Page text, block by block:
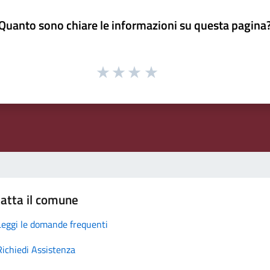
sono chiare le informazioni su questa
il comune
le domande frequenti
Assistenza